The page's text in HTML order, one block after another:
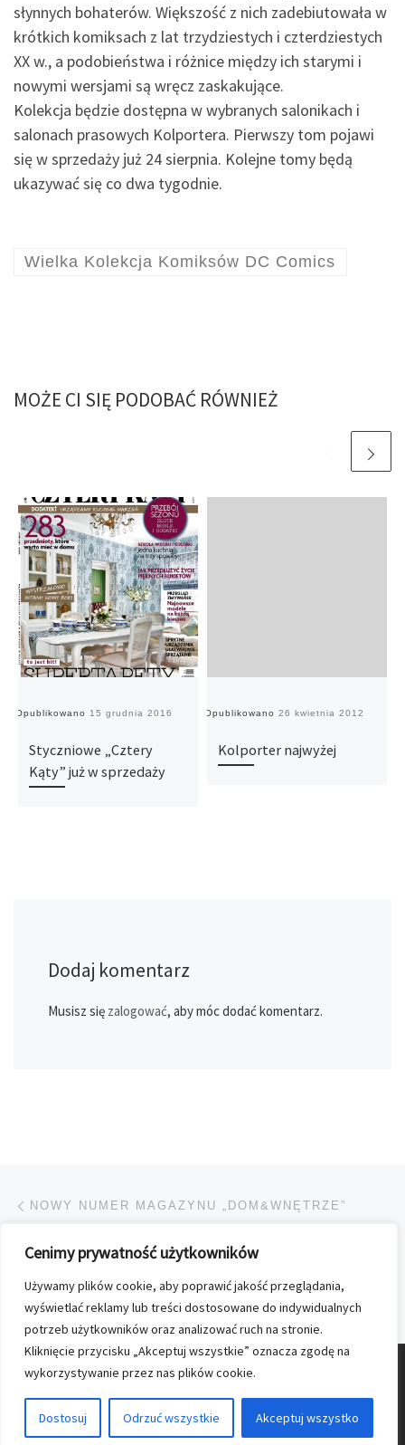
Cenimy prywatność użytkowników
Używamy plików cookie, aby poprawić jakość przeglądania,
wyświetlać reklamy lub treści dostosowane do indywidualnych
potrzeb użytkowników oraz analizować ruch na stronie.
Kliknięcie przycisku „Akceptuj wszystkie” oznacza zgodę na
wykorzystywanie przez nas plików cookie.
Dostosuj Odrzuć wszystkie Akceptuj wszystko
słynnych bohaterów. Większość z nich zadebiutowała w
krótkich komiksach z lat trzydziestych i czterdziestych
XX w., a podobieństwa i różnice między ich starymi i
nowymi wersjami są wręcz zaskakujące.
Kolekcja będzie dostępna w wybranych salonikach i
salonach prasowych Kolportera. Pierwszy tom pojawi
się w sprzedaży już 24 sierpnia. Kolejne tomy będą
ukazywać się co dwa tygodnie.
Wielka Kolekcja Komiksów DC Comics
MOŻE CI SIĘ PODOBAĆ RÓWNIEŻ
Opublikowano 15 grudnia 2016
Styczniowe „Cztery
Kąty” już w sprzedaży
Opublikowano 26 kwietnia 2012
Kolporter najwyżej
Dodaj komentarz
Musisz się zalogować, aby móc dodać komentarz.
Przeglądanie Wpisów
NOWY NUMER MAGAZYNU „DOM&WNĘTRZE”
POWRÓT DO LISTY
HONOROWI DAWCY KRWI Z KOLPORTERA
© 2026 Nasz Kolporter – Wszelkie prawa zastrzezone